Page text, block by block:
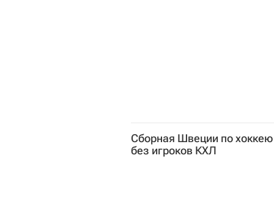
Сборная Швеции по
без игроков КХЛ